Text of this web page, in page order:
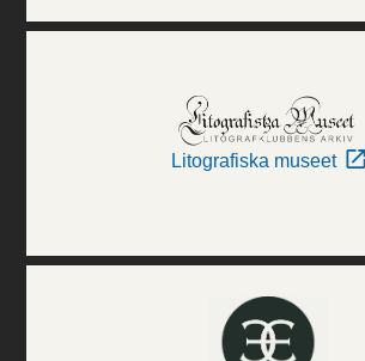
Litografiska museet